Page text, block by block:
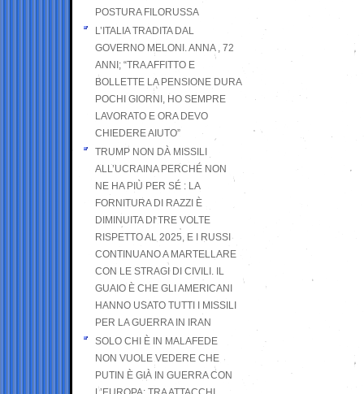
POSTURA FILORUSSA
L’ITALIA TRADITA DAL
GOVERNO MELONI. ANNA , 72
ANNI; “TRA AFFITTO E
BOLLETTE LA PENSIONE DURA
POCHI GIORNI, HO SEMPRE
LAVORATO E ORA DEVO
CHIEDERE AIUTO”
TRUMP NON DÀ MISSILI
ALL’UCRAINA PERCHÉ NON
NE HA PIÙ PER SÉ : LA
FORNITURA DI RAZZI È
DIMINUITA DI TRE VOLTE
RISPETTO AL 2025, E I RUSSI
CONTINUANO A MARTELLARE
CON LE STRAGI DI CIVILI. IL
GUAIO È CHE GLI AMERICANI
HANNO USATO TUTTI I MISSILI
PER LA GUERRA IN IRAN
SOLO CHI È IN MALAFEDE
NON VUOLE VEDERE CHE
PUTIN È GIÀ IN GUERRA CON